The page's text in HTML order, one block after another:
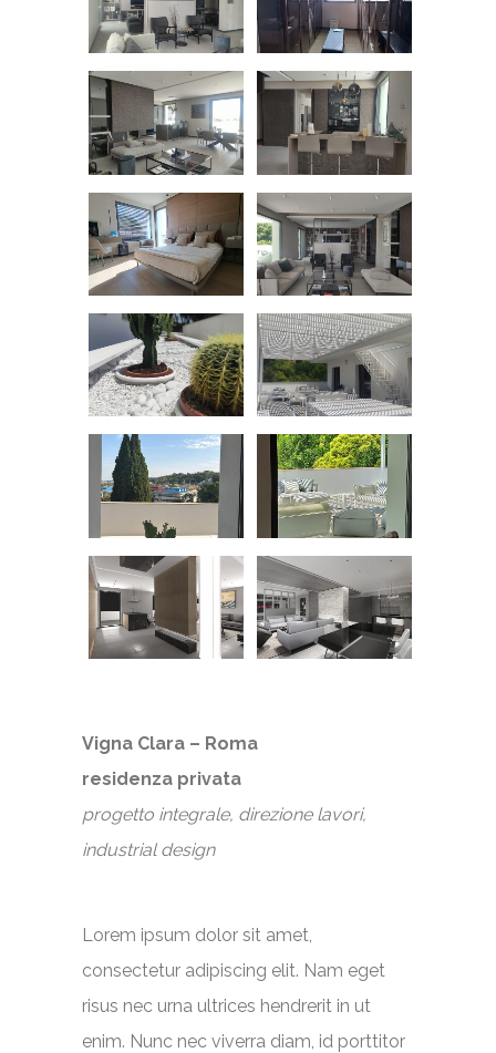
Vigna Clara – Roma
residenza privata
progetto integrale, direzione lavori,
industrial design
Lorem ipsum dolor sit amet,
consectetur adipiscing elit. Nam eget
risus nec urna ultrices hendrerit in ut
enim. Nunc nec viverra diam, id porttitor